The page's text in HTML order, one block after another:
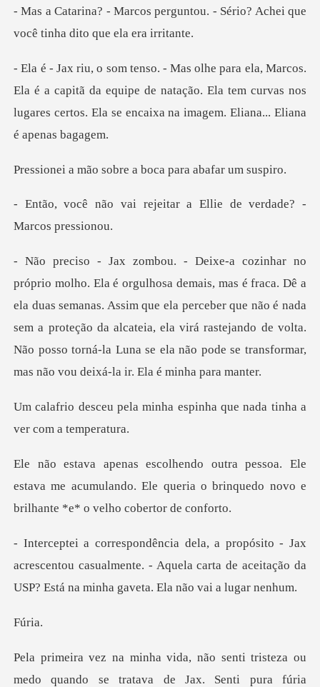
untou. - Sério? Achei que
você
é a capitã da equipe de natação. Ela tem curvas nos
lugares cer
sobre a boca para
ejeitar a Ellie de verd
la duas semanas. Assim que ela perceber que não é nada
sem a proteção da alcateia, ela virá rastejando de vo
inha espinha que nada tin
le
estava me acumulando. Ele queria o brinquedo
acrescentou casualmente. - Aquela carta de aceitação d
ri
nti tristeza ou
medo quando se tratava